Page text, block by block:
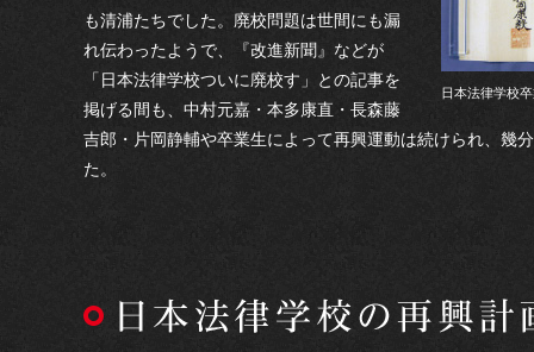
日本法律学校
も清浦たちでした。廃校問題は世間にも漏
れ伝わったようで、『改進新聞』などが
「日本法律学校ついに廃校す」との記事を
掲げる間も、中村元嘉・本多康直・長森藤
吉郎・片岡静輔や卒業生によって再興運動は続けられ、幾
た。